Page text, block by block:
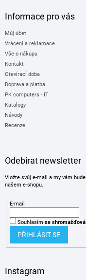
Informace pro vás
Můj účet
Vrácení a reklamace
Vše o nákupu
Kontakt
Otevírací doba
Doprava a platba
PK computers - IT
Katalogy
Návody
Recenze
Odebírat newsletter
Vložte svůj e-mail a my vám
našem e-shopu.
E-mail
Souhlasím se
PŘIHLÁSIT SE
Instagram